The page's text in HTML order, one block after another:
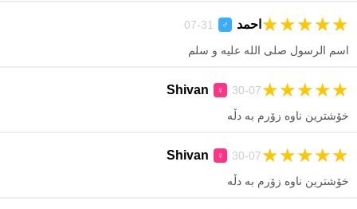
احمد ♂
31-07 ★
★
★
★
★
اسم الرسول صلى الله عليه و سلم
Shivan ♀ 30-07 ★
★
★
★
★
خۆشترین ناوە زۆرم بە دڵە
Shivan ♀ 30-07 ★
★
★
★
★
خۆشترین ناوە زۆرم بە دڵە